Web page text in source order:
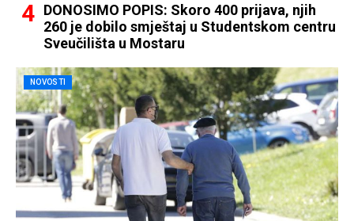
DONOSIMO POPIS: Skoro 400 prijava, njih
260 je dobilo smještaj u Studentskom centru
Sveučilišta u Mostaru
NOVOSTI